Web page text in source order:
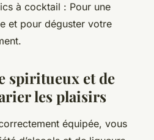
à cocktail : Pour une
et pour déguster votre
spiritueux et de
les plaisirs
équipée, vous